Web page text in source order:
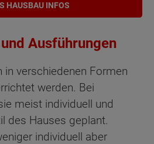
HAUSBAU INFOS
Ausführungen
in verschiedenen Formen
werden. Bei
meist individuell und
des Hauses geplant.
individuell aber